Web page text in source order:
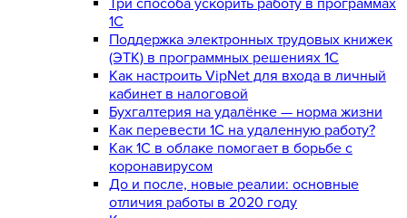
1С
Поддержка электронных трудовых книжек
(ЭТК) в программных решениях 1С
Как настроить VipNet для входа в личный
кабинет в налоговой
Бухгалтерия на удалёнке — норма жизни
Как перевести 1С на удаленную работу?
Как 1С в облаке помогает в борьбе с
коронавирусом
До и после, новые реалии: основные
отличия работы в 2020 году